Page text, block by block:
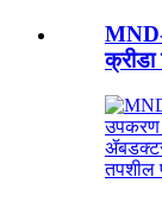
MND-
तपशील